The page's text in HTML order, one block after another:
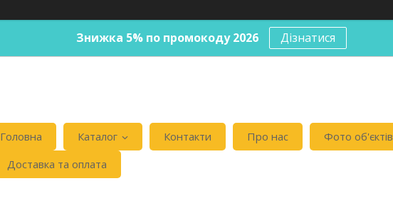
Знижка 5% по промокоду 2026 Дізнатися
Головна Каталог Контакти Про нас Фото об'єктів
Доставка та оплата